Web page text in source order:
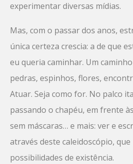
experimentar diversas mídias.
Mas, com o passar dos anos,
única certeza crescia: a de que
eu queria caminhar. Um
pedras, espinhos, flores,
Atuar. Seja como for. No palco
passando o chapéu, em frente
sem máscaras… e mais: ver e
através deste caleidoscópio,
possibilidades de existência.